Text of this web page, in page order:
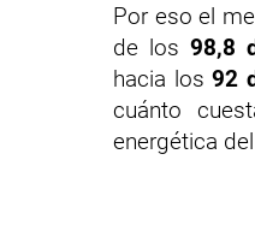
Por eso el
de los 98,8
hacia los92
cuánto
energética